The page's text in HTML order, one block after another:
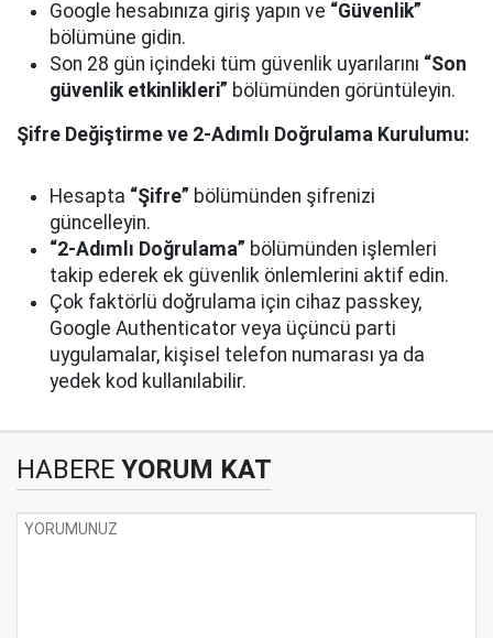
Google hesabınıza giriş yapın ve “Güvenlik”
bölümüne gidin.
Son 28 gün içindeki tüm güvenlik uyarılarını “Son
güvenlik etkinlikleri” bölümünden görüntüleyin.
Şifre Değiştirme ve 2-Adımlı Doğrulama Kurulumu:
Hesapta “Şifre” bölümünden şifrenizi
güncelleyin.
“2-Adımlı Doğrulama” bölümünden işlemleri
takip ederek ek güvenlik önlemlerini aktif edin.
Çok faktörlü doğrulama için cihaz passkey,
Google Authenticator veya üçüncü parti
uygulamalar, kişisel telefon numarası ya da
yedek kod kullanılabilir.
HABERE YORUM KAT